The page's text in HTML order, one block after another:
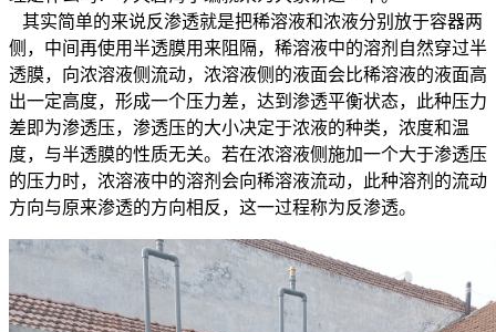
其实简单的来说反渗透就是把稀溶液和浓液分别放于容器两
侧，中间再使用半透膜用来阻隔，稀溶液中的溶剂自然穿过半
透膜，向浓溶液侧流动，浓溶液侧的液面会比稀溶液的液面高
出一定高度，形成一个压力差，达到渗透平衡状态，此种压力
差即为渗透压，渗透压的大小决定于浓液的种类，浓度和温
度，与半透膜的性质无关。若在浓溶液侧施加一个大于渗透压
的压力时，浓溶液中的溶剂会向稀溶液流动，此种溶剂的流动
方向与原来渗透的方向相反，这一过程称为反渗透。